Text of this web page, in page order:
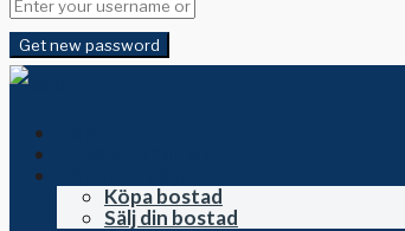
Get new password
Köpa bostad
Sälj din bostad